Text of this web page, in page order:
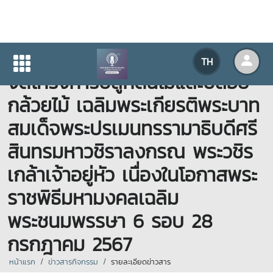
TH
( 04.11.2567 ) มหาวิทยาลัยแม่โจ้
จัดโครงการปลูกต้นไม้และปล่อย
กล้วยไม้ เฉลิมพระเกียรติพระบาท
สมเด็จพระปรเมนทรรามาธิบดีศรี
สินทรมหาวชิราลงกรณ พระวชิร
เกล้าเจ้าอยู่หัว เนื่องในโอกาสพระ
ราชพิธีมหามงคลเฉลิม
พระชนมพรรษา 6 รอบ 28
กรกฎาคม 2567
หน้าแรก ข่าวสารกิจกรรม รายละเอียดข่าวสาร